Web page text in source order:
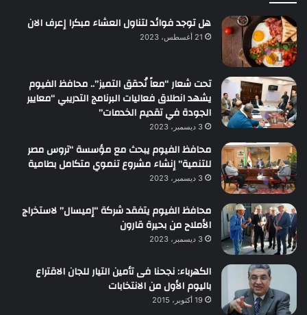
هل توجد فوائد لتناول العشاء مبكرا إعرف الان
21 أغسطس، 2023
تحت شعار “معاً نُحقق التميز”.. محافظ الفيوم
يشهد انطلاق فعاليات البرنامج التدريبي “معايير
الجودة في تقديم الخدمات”
3 ديسمبر، 2023
محافظ الفيوم يبحث مع مؤسسة “تروس مصر
للتنمية” إنشاء مشروع تنموي متكامل بطامية
3 ديسمبر، 2023
محافظ الفيوم يتفقد شركة “إميسال” لاستخراج
الأملاح من بحيرة قارون
3 ديسمبر، 2023
الكهرباء: نجحنا فى تأمين التيار للجان الاقتراع
باليوم الأول من الانتخابات
19 أكتوبر، 2015